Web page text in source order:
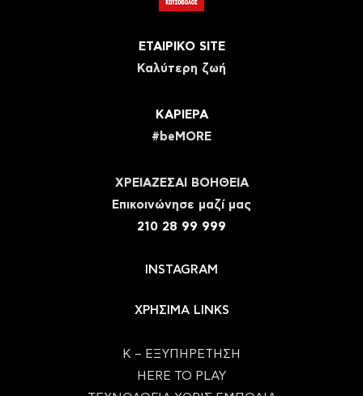
ΕΤΑΙΡΙΚΟ SITE
Καλύτερη ζωή
ΚΑΡΙΕΡΑ
#beMORE
ΧΡΕΙΑΖΕΣΑΙ ΒΟΗΘΕΙΑ
Eπικοινώνησε μαζί μας
210 28 99 999
INSTAGRAM
ΧΡΗΣΙΜΑ LINKS
Κ – ΕΞΥΠΗΡΕΤΗΣΗ
HERE TO PLAY